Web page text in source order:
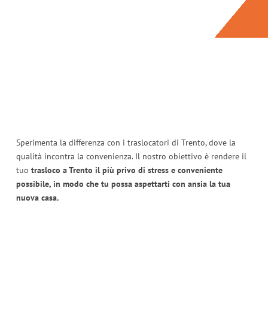
Sperimenta la differenza con i traslocatori di Trento, dove la
qualità incontra la convenienza. Il nostro obiettivo è rendere il
tuo trasloco a Trento il più privo di stress e conveniente
possibile, in modo che tu possa aspettarti con ansia la tua
nuova casa.